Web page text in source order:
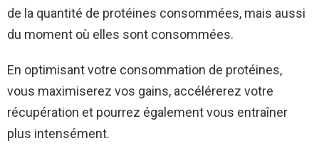
de la quantité de protéines consommées, mais aussi
du moment où elles sont consommées.
En optimisant votre consommation de protéines,
vous maximiserez vos gains, accélérerez votre
récupération et pourrez également vous entraîner
plus intensément.